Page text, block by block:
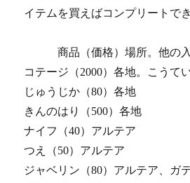
イテムを買えばコンプリートで
商品（価格）場所。他の
コテージ（2000）各地。こうて
じゅうじか（80）各地
きんのはり（500）各地
ナイフ（40）アルテア
つえ（50）アルテア
ジャベリン（80）アルテア、ガ